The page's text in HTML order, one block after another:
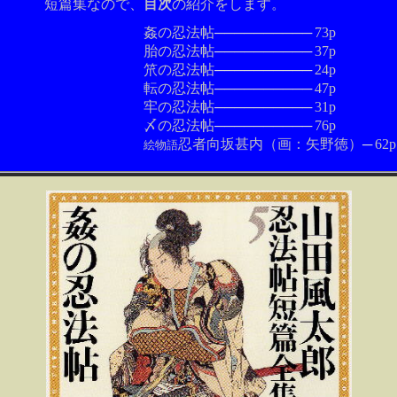
ので、 目次の紹介をします。
忍法帖────────── 73p
忍法帖────────── 37p
忍法帖────────── 24p
忍法帖────────── 47p
忍法帖────────── 31p
忍法帖────────── 76p
絵物語忍者向坂甚内（画：矢野徳） ─